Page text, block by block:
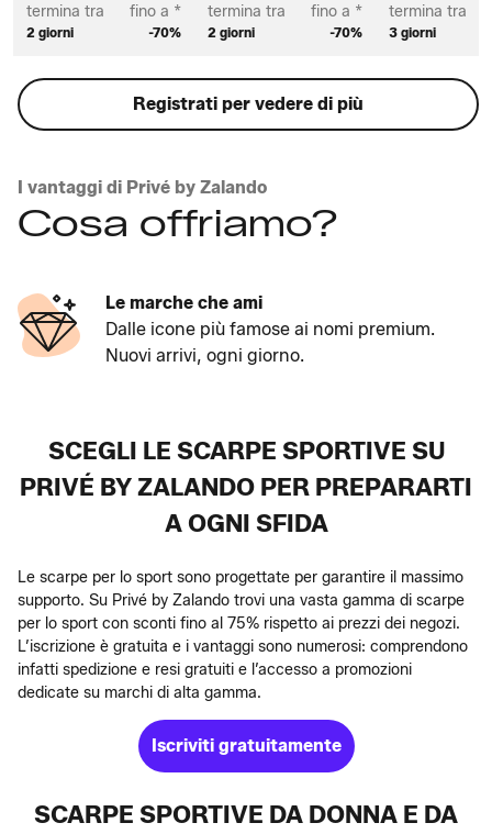
termina tra
2 giorni
fino a *
-70%
termina tra
2 giorni
fino a *
-70%
termina tra
3 giorni
Registrati per vedere di più
I vantaggi di Privé by Zalando
Cosa offriamo?
Le marche che ami
Dalle icone più famose ai nomi premium.
Nuovi arrivi, ogni giorno.
SCEGLI LE SCARPE SPORTIVE SU
PRIVÉ BY ZALANDO PER PREPARARTI
A OGNI SFIDA
Le scarpe per lo sport sono progettate per garantire il massimo
supporto. Su Privé by Zalando trovi una vasta gamma di scarpe
per lo sport con sconti fino al 75% rispetto ai prezzi dei negozi.
L’iscrizione è gratuita e i vantaggi sono numerosi: comprendono
infatti spedizione e resi gratuiti e l’accesso a promozioni
dedicate su marchi di alta gamma.
Iscriviti gratuitamente
SCARPE SPORTIVE DA DONNA E DA